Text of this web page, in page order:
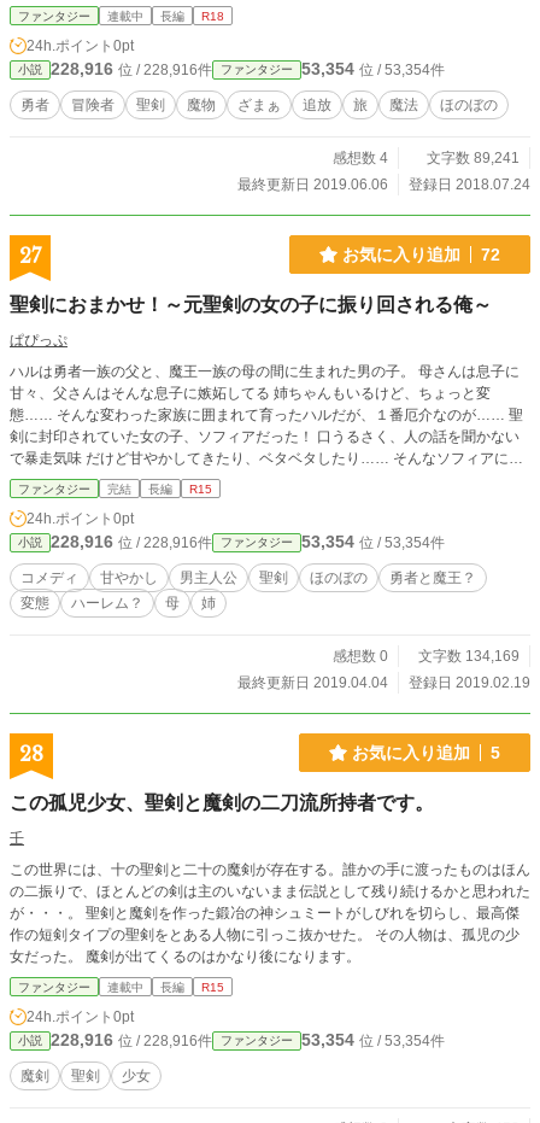
いオーラを放ちながら、叙勲式の参加者に牙を向こうとした
腕にはかつてこの王国を築いた始祖と言われている勇者の業
物(ワザモノ)であるとされた聖剣 "エクスカリバー"が深々と突
き刺さっていた。 スカイは、このままでは次代の勇者として
持ち上げられてしまうことを恐れ、騎士としての最高位であ
は、冒険者としてソロで活動したいスカイとそんなスカイと
一緒に行動したい仲間達、長らく失踪していたエクスカリバ
途な性格にするつもりです。 作者はチキンな為優しい感想の
みお願いします。 誤字脱字、造語等もあると思いますがよろ
しくお願いします。グロ展開などあるかもなのでR18にして
ます。 写真は愛犬です。
ファンタジー 連載中 長編 R18
24h.ポイント 0pt
小説 228,916 位 / 228,916件 ファンタジー 53,354 位 / 53,354件
勇者 冒険者 聖剣 魔物 ざまぁ 追放 旅 魔法 ほのぼの
感想数 4
文字数 89,241
最終更新日 2019.06.06
登録日 2018.07.24
27 お気に入り追加 72
聖剣におまかせ！～元聖剣の女の子に振り回される俺～
ぱぴっぷ
ハルは勇者一族の父と、魔王一族の母の間に生まれた男の子。 母さんは息子に
甘々、父さんはそんな息子に嫉妬してる 姉ちゃんもいるけど、ちょっと変
態…… そんな変わった家族に囲まれて育ったハルだが、１番厄介なのが…… 聖
剣に封印されていた女の子、ソフィアだった！ 口うるさく、人の話を聞かない
で暴走気味 だけど甘やかしてきたり、ベタベタしたり…… そんなソフィアに振
り回されながら、色々な人との出会いや、事件の解決をして成長してゆくハルの
物語…… ※変態成分多めです。ご注意下さい ※小説家になろうでも投稿してい
ます
ファンタジー 完結 長編 R15
24h.ポイント 0pt
小説 228,916 位 / 228,916件 ファンタジー 53,354 位 / 53,354件
コメディ 甘やかし 男主人公 聖剣 ほのぼの
勇者と魔王？
変態
ハーレム？ 母 姉
感想数 0
文字数 134,169
最終更新日 2019.04.04
登録日 2019.02.19
28 お気に入り追加 5
この孤児少女、聖剣と魔剣の二刀流所持者です。
壬
この世界には、十の聖剣と二十の魔剣が存在する。誰かの手に渡ったものはほん
の二振りで、ほとんどの剣は主のいないまま伝説として残り続けるかと思われた
が・・・。 聖剣と魔剣を作った鍛冶の神シュミートがしびれを切らし、最高傑
作の短剣タイプの聖剣をとある人物に引っこ抜かせた。 その人物は、孤児の少
女だった。 魔剣が出てくるのはかなり後になります。
ファンタジー 連載中 長編 R15
24h.ポイント 0pt
小説 228,916 位 / 228,916件 ファンタジー 53,354 位 / 53,354件
魔剣 聖剣 少女